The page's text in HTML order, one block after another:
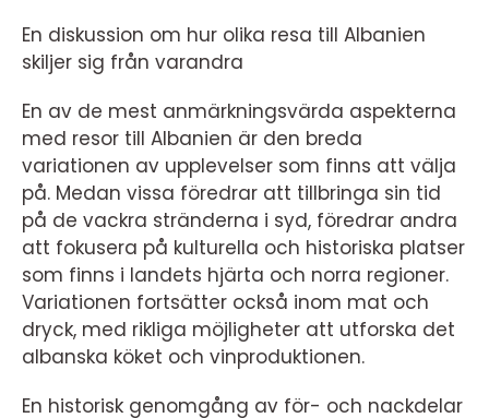
En diskussion om hur olika resa till Albanien
skiljer sig från varandra
En av de mest anmärkningsvärda aspekterna
med resor till Albanien är den breda
variationen av upplevelser som finns att välja
på. Medan vissa föredrar att tillbringa sin tid
på de vackra stränderna i syd, föredrar andra
att fokusera på kulturella och historiska platser
som finns i landets hjärta och norra regioner.
Variationen fortsätter också inom mat och
dryck, med rikliga möjligheter att utforska det
albanska köket och vinproduktionen.
En historisk genomgång av för- och nackdelar